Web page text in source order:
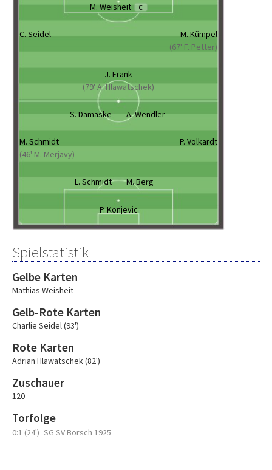
M. Weisheit C
C. Seidel
M. Kümpel
(67' F. Petter)
J. Frank
(79' A. Hlawatschek)
S. Damaske A. Wendler
M. Schmidt
(46' M. Merjavy)
P. Volkardt
L. Schmidt M. Berg
P. Konjevic
Spielstatistik
Gelbe Karten
Mathias Weisheit
Gelb-Rote Karten
Charlie Seidel (93')
Rote Karten
Adrian Hlawatschek (82')
Zuschauer
120
Torfolge
0:1 (24') SG SV Borsch 1925